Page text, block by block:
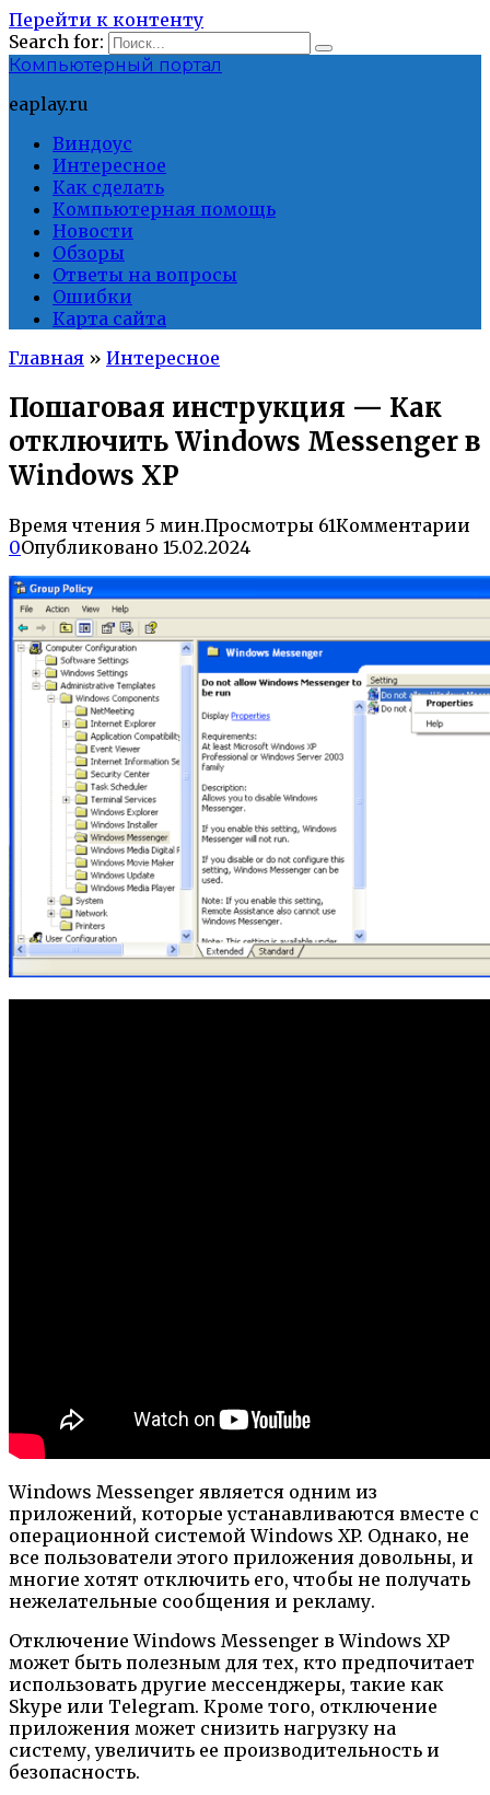
Перейти к контенту
Search for:
Компьютерный портал
eaplay.ru
Виндоус
Интересное
Как сделать
Компьютерная помощь
Новости
Обзоры
Ответы на вопросы
Ошибки
Карта сайта
Главная » Интересное
Пошаговая инструкция — Как
отключить Windows Messenger в
Windows XP
Время чтения 5 мин.Просмотры 61Комментарии
0Опубликовано 15.02.2024
Windows Messenger является одним из
приложений, которые устанавливаются вместе с
операционной системой Windows XP. Однако, не
все пользователи этого приложения довольны, и
многие хотят отключить его, чтобы не получать
нежелательные сообщения и рекламу.
Отключение Windows Messenger в Windows XP
может быть полезным для тех, кто предпочитает
использовать другие мессенджеры, такие как
Skype или Telegram. Кроме того, отключение
приложения может снизить нагрузку на
систему, увеличить ее производительность и
безопасность.